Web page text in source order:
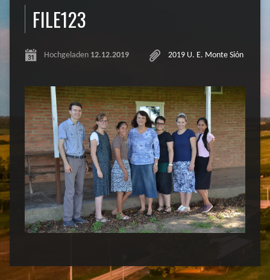
FILE123
Hochgeladen 12.12.2019 2019 U. E. Monte Sión